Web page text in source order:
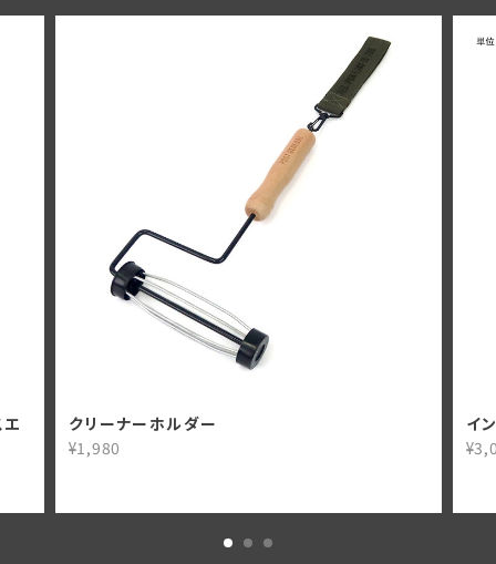
クリーナーホルダー
¥1,980
イ